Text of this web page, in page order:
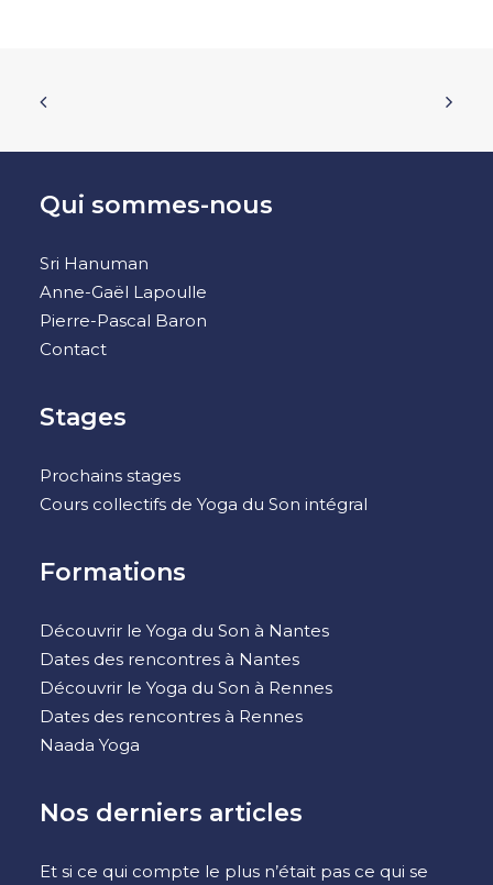
Qui sommes-nous
Sri Hanuman
Anne-Gaël Lapoulle
Pierre-Pascal Baron
Contact
Stages
Prochains stages
Cours collectifs de Yoga du Son intégral
Formations
Découvrir le Yoga du Son à Nantes
Dates des rencontres à Nantes
Découvrir le Yoga du Son à Rennes
Dates des rencontres à Rennes
Naada Yoga
Nos derniers articles
Et si ce qui compte le plus n’était pas ce qui se